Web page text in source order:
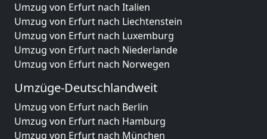
Umzug von Erfurt nach Italien
Umzug von Erfurt nach Liechtenstein
Umzug von Erfurt nach Luxemburg
Umzug von Erfurt nach Niederlande
Umzug von Erfurt nach Norwegen
Umzüge-Deutschlandweit
Umzug von Erfurt nach Berlin
Umzug von Erfurt nach Hamburg
Umzug von Erfurt nach München